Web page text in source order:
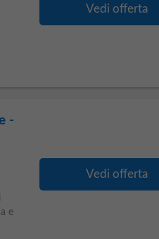
Vedi offerta
-
e
Vedi offerta